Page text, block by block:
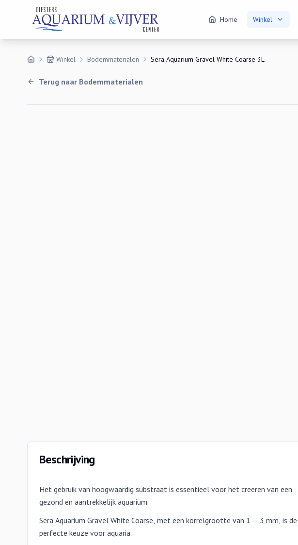
Home Winkel
Winkel Bodemmaterialen Sera Aquarium Gravel White Coarse 3L
Terug naar Bodemmaterialen
Beschrijving
Het gebruik van hoogwaardig substraat is essentieel voor het creëren van een
gezond en aantrekkelijk aquarium.
Sera Aquarium Gravel White Coarse, met een korrelgrootte van 1 – 3 mm, is de
perfecte keuze voor aquaria.